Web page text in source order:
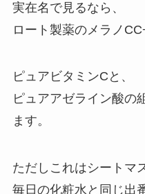
実在名で見るなら、
ロート製薬のメラノ
ピュアビタミンCと、
ピュアアゼライン酸の
ます。
ただしこれはシートマ
毎日の化粧水と同じ出